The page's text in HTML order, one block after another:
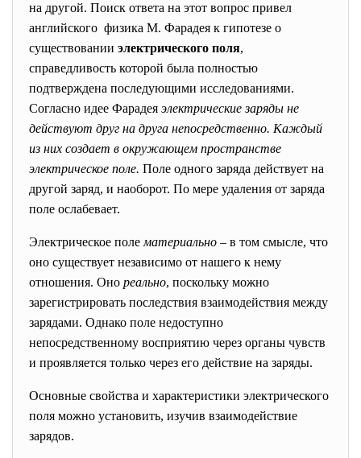
на другой. Поиск ответа на этот вопрос привел
английского физика М. Фарадея к гипотезе о
существовании электрического поля,
справедливость которой была полностью
подтверждена последующими исследованиями.
Согласно идее Фарадея электрические заряды не
действуют друг на друга непосредственно. Каждый
из них создает в окружающем пространстве
электрическое поле. Поле одного заряда действует на
другой заряд, и наоборот. По мере удаления от заряда
поле ослабевает.
Электрическое поле материально – в том смысле, что
оно существует независимо от нашего к нему
отношения. Оно реально, поскольку можно
зарегистрировать последствия взаимодействия между
зарядами. Однако поле недоступно
непосредственному восприятию через органы чувств
и проявляется только через его действие на заряды.
Основные свойства и характеристики электрического
поля можно установить, изучив взаимодействие
зарядов.